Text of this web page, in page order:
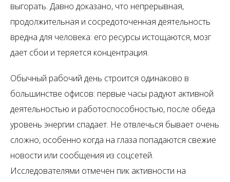
выгорать. Давно доказано, что непрерывная,
продолжительная и сосредоточенная деятельность
вредна для человека: его ресурсы истощаются, мозг
дает сбои и теряется концентрация.
Обычный рабочий день строится одинаково в
большинстве офисов: первые часы радуют активной
деятельностью и работоспособностью, после обеда
уровень энергии спадает. Не отвлечься бывает очень
сложно, особенно когда на глаза попадаются свежие
новости или сообщения из соцсетей.
Исследователями отмечен пик активности на